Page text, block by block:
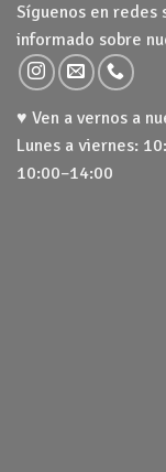
Síguenos en redes
informado sobre
♥ Ven a vernos a
Lunes a viernes:
10:00–14:00